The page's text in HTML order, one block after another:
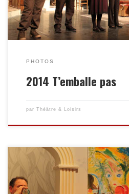
PHOTOS
2014 T’emballe pas
par Théâtre & Loisirs